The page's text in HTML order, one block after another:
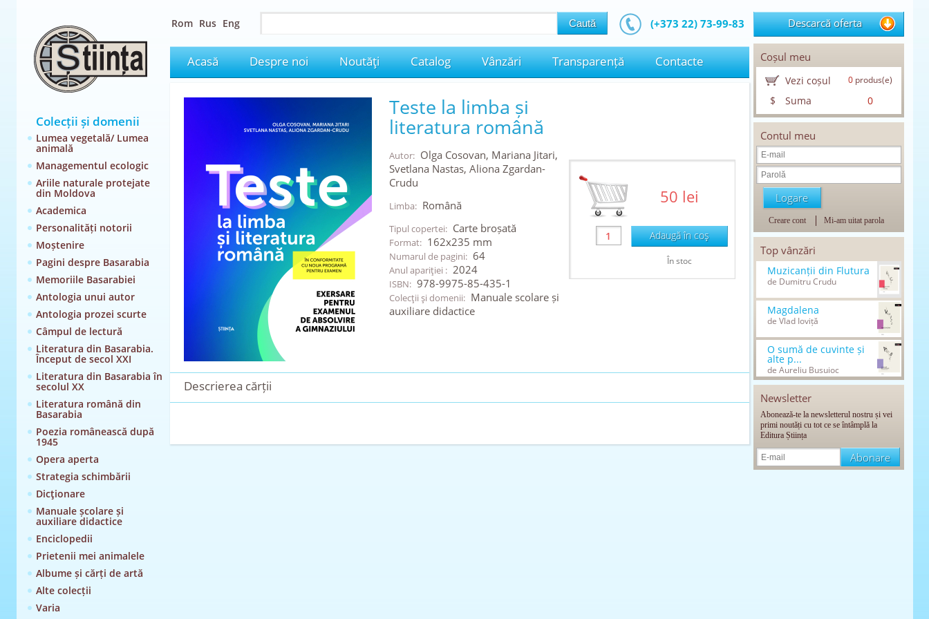
Colecții și domenii
Lumea vegetală/ Lumea
animală
Managementul ecologic
Ariile naturale protejate
din Moldova
Academica
Personalități notorii
Moștenire
Pagini despre Basarabia
Memoriile Basarabiei
Antologia unui autor
Antologia prozei scurte
Câmpul de lectură
Literatura din Basarabia.
Început de secol XXI
Literatura din Basarabia în
secolul XX
Literatura română din
Basarabia
Poezia românească după
1945
Opera aperta
Strategia schimbării
Dicţionare
Manuale școlare și
auxiliare didactice
Enciclopedii
Prietenii mei animalele
Albume și cărți de artă
Alte colecții
Varia
Rom Rus Eng (+373 22) 73-99-83
Acasă Despre noi Noutăţi Catalog Vânzări Transparență Contacte
Teste la limba și
literatura română
Autor: Olga Cosovan, Mariana Jitari,
Svetlana Nastas, Aliona Zgardan-
Crudu
Limba: Română
Tipul copertei: Carte broșată
Format: 162x235 mm
Numarul de pagini: 64
Anul apariţiei : 2024
ISBN: 978-9975-85-435-1
Colecţii şi domenii: Manuale scolare și
auxiliare didactice
50 lei
Adaugă în coş
În stoc
Descrierea cărții
Descarcă oferta
Coșul meu
Vezi coșul 0produs(e)
$ Suma 0
Contul meu
Creare cont Mi-am uitat parola
Top vânzări
Muzicanții din Flutura
de Dumitru Crudu
Magdalena
de Vlad Ioviță
O sumă de cuvinte și
alte p...
de Aureliu Busuioc
Newsletter
Abonează-te la newsletterul nostru și vei
primi noutăți cu tot ce se întâmplă la
Editura Știința